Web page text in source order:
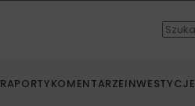
RAPORTYKOMENTARZEINWESTYCJE